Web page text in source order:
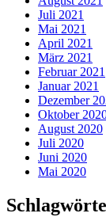
Juli 2021
Mai 2021
April 2021
März 2021
Februar 2021
Januar 2021
Dezember
Oktober
August 2020
Juli 2020
Juni 2020
Mai 2020